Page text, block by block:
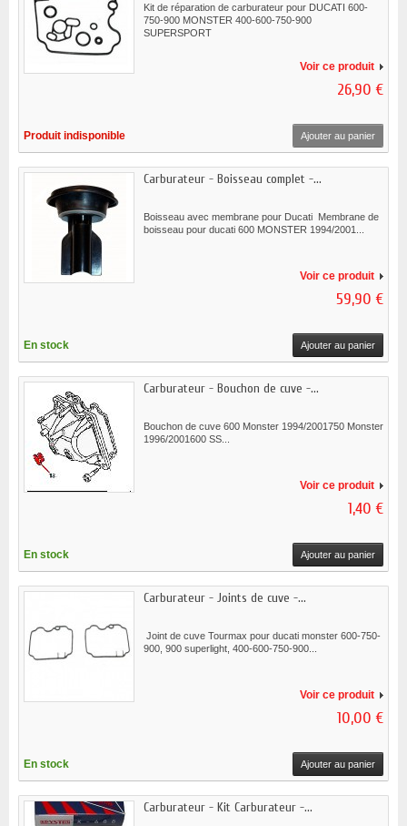
Kit de réparation de carburateur pour DUCATI 600-
750-900 MONSTER 400-600-750-900
SUPERSPORT
Voir ce produit
26,90 €
Produit indisponible Ajouter au panier
Carburateur - Boisseau complet -...
Boisseau avec membrane pour Ducati Membrane de
boisseau pour ducati 600 MONSTER 1994/2001...
Voir ce produit
59,90 €
En stock Ajouter au panier
Carburateur - Bouchon de cuve -...
Bouchon de cuve 600 Monster 1994/2001750 Monster
1996/2001600 SS...
Voir ce produit
1,40 €
En stock Ajouter au panier
Carburateur - Joints de cuve -...
Joint de cuve Tourmax pour ducati monster 600-750-
900, 900 superlight, 400-600-750-900...
Voir ce produit
10,00 €
En stock Ajouter au panier
Carburateur - Kit Carburateur -...